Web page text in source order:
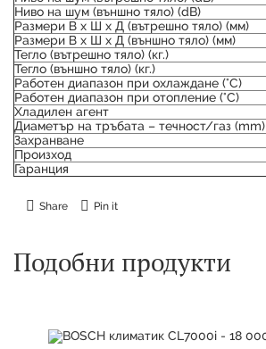
Ниво на шум (външно тяло) (dB)
Размери В х Ш х Д (вътрешно тяло) (мм)
Размери В х Ш х Д (външно тяло) (мм)
Тегло (вътрешно тяло) (кг.)
Тегло (външно тяло) (кг.)
Работен диапазон при охлаждане (°C)
Работен диапазон при отопление (°C)
Хладилен агент
Диаметър на тръбата – течност/газ (mm)
Захранване
Произход
Гаранция
Share Pin it
Подобни продукти